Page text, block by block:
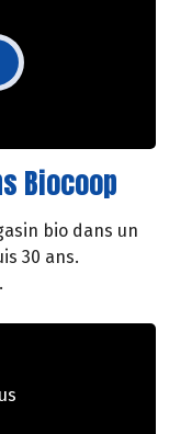
Biocoop
bio dans un
30 ans.